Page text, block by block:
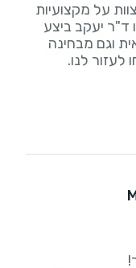
על מקצועיות
ד"ר יעקב ביצע
וגם מבחינה